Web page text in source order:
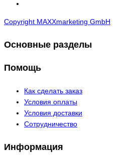
Copyright MAXXmarketing GmbH
Основные разделы
Помощь
Как сделать заказ
Условия оплаты
Условия доставки
Сотрудничество
Информация